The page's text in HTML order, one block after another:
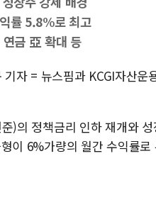
률 5.8%로 최고
금 亞 확대 등
자 = 뉴스핌과 KCGI자산
)의 정책금리 인하 재개와
이 6%가량의 월간 수익률